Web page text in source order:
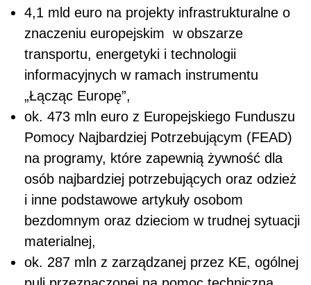
4,1 mld euro na projekty infrastrukturalne o
znaczeniu europejskim w obszarze
transportu, energetyki i technologii
informacyjnych w ramach instrumentu
„Łącząc Europę”,
ok. 473 mln euro z Europejskiego Funduszu
Pomocy Najbardziej Potrzebującym (FEAD)
na programy, które zapewnią żywność dla
osób najbardziej potrzebujących oraz odzież
i inne podstawowe artykuły osobom
bezdomnym oraz dzieciom w trudnej sytuacji
materialnej,
ok. 287 mln z zarządzanej przez KE, ogólnej